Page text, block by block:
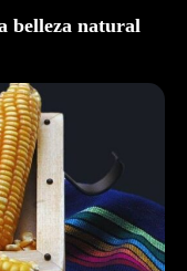
belleza natural